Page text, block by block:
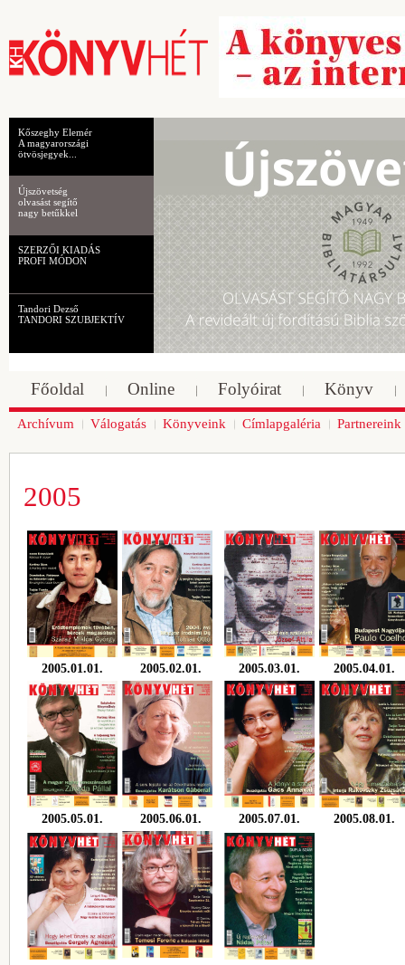
Kőszeghy Elemér
A magyarországi
ötvösjegyek...
Újszövetség
olvasást segítő
nagy betűkkel
SZERZŐI KIADÁS
PROFI MÓDON
Tandori Dezső
TANDORI SZUBJEKTÍV
Főoldal Online Folyóirat Könyv
Archívum Válogatás Könyveink Címlapgaléria Partnereink
2005
2005.01.01. 2005.02.01. 2005.03.01. 2005.04.01.
2005.05.01. 2005.06.01. 2005.07.01. 2005.08.01.